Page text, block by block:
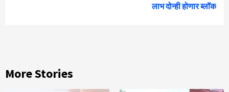
लाभ दोन्ही होणार ब्लॉक
More Stories